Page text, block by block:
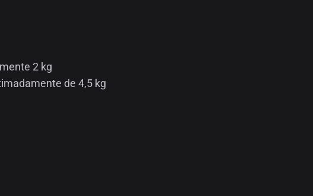
2 kg
de 4,5 kg